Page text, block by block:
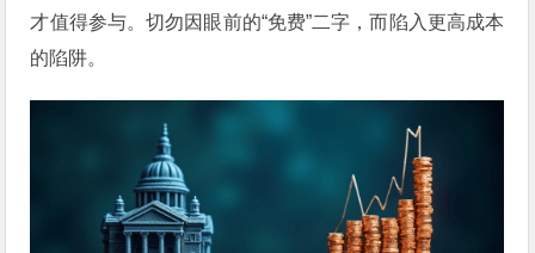
才值得参与。切勿因眼前的“免费”二字，而陷入更高成本
的陷阱。